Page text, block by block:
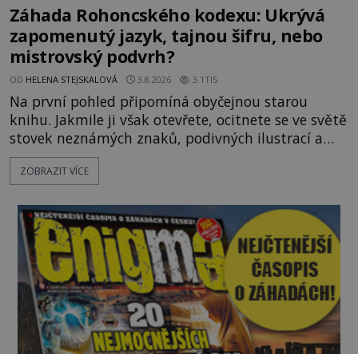
Záhada Rohoncského kodexu: Ukrývá
zapomenutý jazyk, tajnou šifru, nebo
mistrovský podvrh?
OD HELENA STEJSKALOVÁ 3.8.2026 3.1TIS
Na první pohled připomíná obyčejnou starou
knihu. Jakmile ji však otevřete, ocitnete se ve světě
stovek neznámých znaků, podivných ilustrací a
textu, který už téměř dvě století vzdoruje všem
pokusům o rozluštění. Rohoncský kodex patří mezi
jistotou neví, kdo jej napsal, kdy vznikl ani co
vlastně vypráví. Rohoncský kodex se poprvé
objevuje v roce
ZOBRAZIT VÍCE